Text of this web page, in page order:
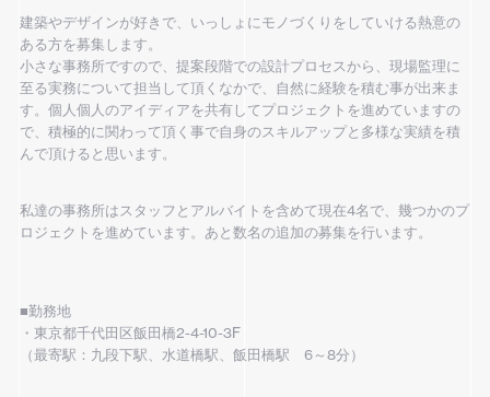
建築やデザインが好きで、いっしょにモノづくりをしていける熱意の
ある方を募集します。
小さな事務所ですので、提案段階での設計プロセスから、現場監理に
至る実務について担当して頂くなかで、自然に経験を積む事が出来ま
す。個人個人のアイディアを共有してプロジェクトを進めていますの
で、積極的に関わって頂く事で自身のスキルアップと多様な実績を積
んで頂けると思います。
私達の事務所はスタッフとアルバイトを含めて現在4名で、幾つかのプ
ロジェクトを進めています。あと数名の追加の募集を行います。
■勤務地
・東京都千代田区飯田橋2-4-10-3F
（最寄駅：九段下駅、水道橋駅、飯田橋駅 6～8分）